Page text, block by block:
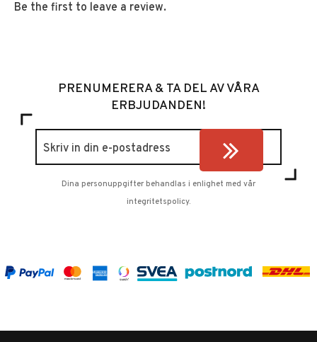
Be the first to leave a review.
PRENUMERERA & TA DEL AV VÅRA
ERBJUDANDEN!
Dina personuppgifter behandlas i enlighet med vår
integritetspolicy.